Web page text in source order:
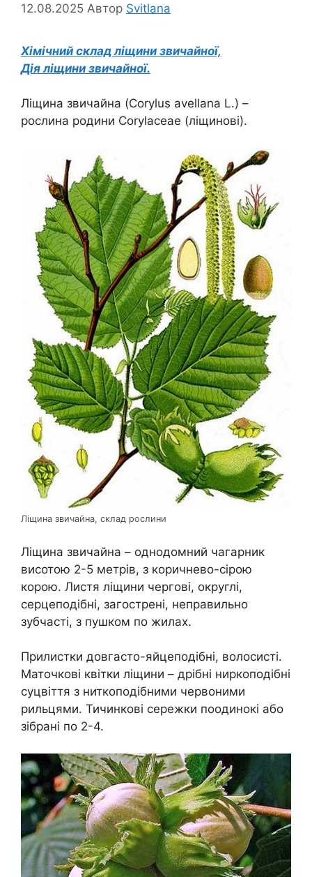
12.08.2025 Автор Svitlana
Хімічний склад ліщини звичайної,
Дія ліщини звичайної.
Ліщина звичайна (Corylus avellana L.) –
рослина родини Corylaceae (ліщинові).
Ліщина звичайна, склад рослини
Ліщина звичайна – однодомний чагарник
висотою 2-5 метрів, з коричнево-сірою
корою. Листя ліщини чергові, округлі,
серцеподібні, загострені, неправильно
зубчасті, з пушком по жилах.
Прилистки довгасто-яйцеподібні, волосисті.
Маточкові квітки ліщини – дрібні ниркоподібні
суцвіття з ниткоподібними червоними
рильцями. Тичинкові сережки поодинокі або
зібрані по 2-4.